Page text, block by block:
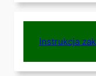
Instrukcja